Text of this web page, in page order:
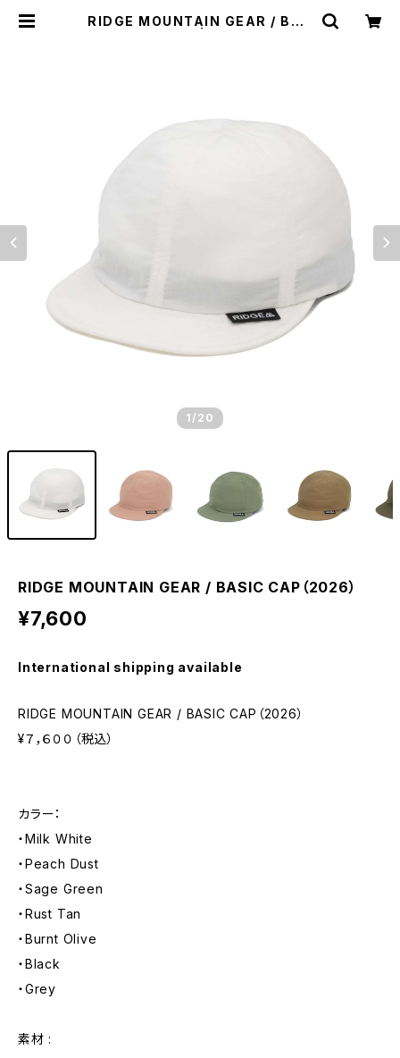
RIDGE MOUNTAIN GEAR / BAS
1 /20
RIDGE MOUNTAIN GEAR / BASIC CAP（2026）
¥7,600
International shipping available
RIDGE MOUNTAIN GEAR / BASIC CAP（2026）
¥７，６００（税込）
カラー：
・Milk White
・Peach Dust
・Sage Green
・Rust Tan
・Burnt Olive
・Black
・Grey
素材 :